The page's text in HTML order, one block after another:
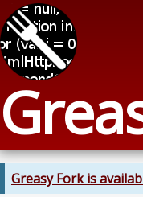
Greasy Fork is